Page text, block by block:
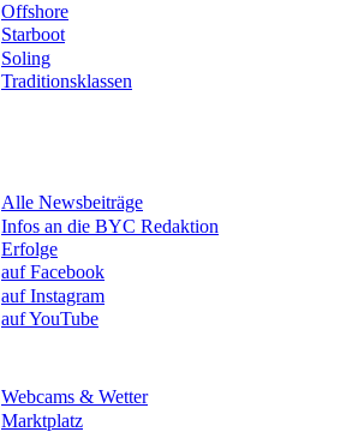
Offshore
Starboot
Soling
Traditionsklassen
Alle Newsbeiträge
Infos an die BYC Redaktion
Erfolge
auf Facebook
auf Instagram
auf YouTube
Webcams & Wetter
Marktplatz